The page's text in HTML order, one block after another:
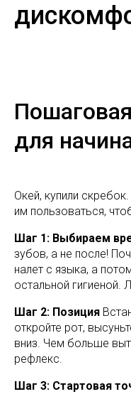
для
Окей, купили
им пользоваться,
Шаг 1: Выбираем
зубов, а не после!
налет с языка, а
остальной гигиеной.
Шаг 2: Позиция
откройте рот,
вниз. Чем больше
рефлекс.
Шаг 3: Стартовая